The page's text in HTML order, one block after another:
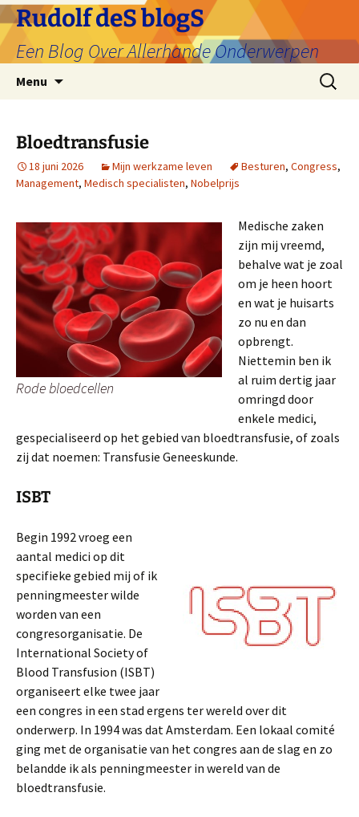
Ga
naar
de
inhoud
Rudolf deS blogS
Een Blog Over Allerhande Onderwerpen
Menu
Zoeken
naar:
Bloedtransfusie
18 juni 2026 Mijn werkzame leven Besturen, Congress,
Management, Medisch specialisten, Nobelprijs
Rode bloedcellen
Medische zaken
zijn mij vreemd,
behalve wat je zoal
om je heen hoort
en wat je huisarts
zo nu en dan
opbrengt.
Niettemin ben ik
al ruim dertig jaar
omringd door
enkele medici,
gespecialiseerd op het gebied van bloedtransfusie, of zoals
zij dat noemen: Transfusie Geneeskunde.
ISBT
Begin 1992 vroeg een
aantal medici op dit
specifieke gebied mij of ik
penningmeester wilde
worden van een
congresorganisatie. De
International Society of
Blood Transfusion (ISBT)
organiseert elke twee jaar
een congres in een stad ergens ter wereld over dit
onderwerp. In 1994 was dat Amsterdam. Een lokaal comité
ging met de organisatie van het congres aan de slag en zo
belandde ik als penningmeester in wereld van de
bloedtransfusie.